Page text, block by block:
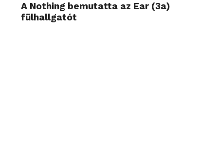
A Nothing bemutatta az Ear (3a)
fülhallgatót